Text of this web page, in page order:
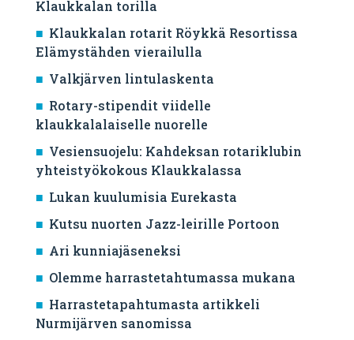
Klaukkalan torilla
Klaukkalan rotarit Röykkä Resortissa
Elämystähden vierailulla
Valkjärven lintulaskenta
Rotary-stipendit viidelle
klaukkalalaiselle nuorelle
Vesiensuojelu: Kahdeksan rotariklubin
yhteistyökokous Klaukkalassa
Lukan kuulumisia Eurekasta
Kutsu nuorten Jazz-leirille Portoon
Ari kunniajäseneksi
Olemme harrastetahtumassa mukana
Harrastetapahtumasta artikkeli
Nurmijärven sanomissa